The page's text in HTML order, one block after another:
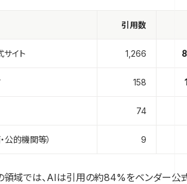
引用数
サイト 1,266
158
74
公的機関等） 9
領域では、AIは引用の約84%をベンダー公